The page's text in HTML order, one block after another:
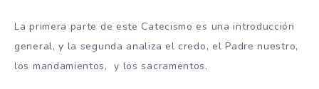
La primera parte de este Catecismo es una introducción
general, y la segunda analiza el credo, el Padre nuestro,
los mandamientos, y los sacramentos.